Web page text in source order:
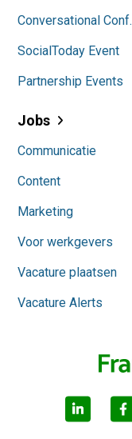
Conversational Conf.
SocialToday Event
Partnership Events
Jobs
Communicatie
Content
Marketing
Voor werkgevers
Vacature plaatsen
Vacature Alerts